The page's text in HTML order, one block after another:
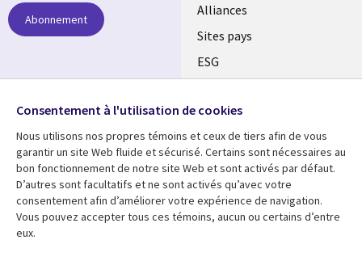
Alliances
Sites pays
ESG
Fusions
Salle de presse
Ressources
Articles
Support
Abonnement
Suivez-nous
Social
Media
Global
FR
Consentement à l'utilisation de cookies
Nous utilisons nos propres témoins et ceux de tiers afin de vous
garantir un site Web fluide et sécurisé. Certains sont nécessaires au
bon fonctionnement de notre site Web et sont activés par défaut.
D’autres sont facultatifs et ne sont activés qu’avec votre
consentement afin d’améliorer votre expérience de navigation.
Vous pouvez accepter tous ces témoins, aucun ou certains d’entre
eux.